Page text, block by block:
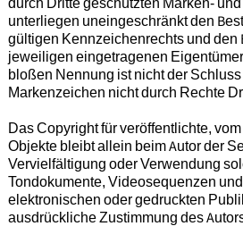
unterliegen uneingeschränkt den
gültigen Kennzeichenrechts und den
jeweiligen eingetragenen
bloßen Nennung ist nicht der
Markenzeichen nicht durch Rechte
Das Copyright für veröffentlichte,
Objekte bleibt allein beim Autor der
Vervielfältigung oder Verwendung
Tondokumente, Videosequenzen
elektronischen oder gedruckten
ausdrückliche Zustimmung des